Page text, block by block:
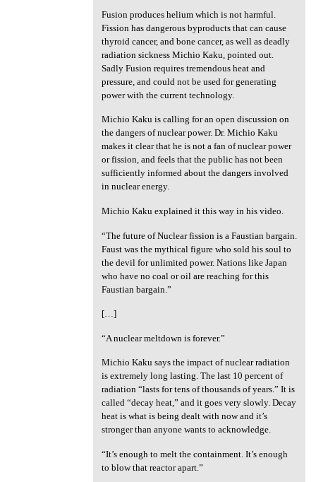
Fusion produces helium which is not harmful.
Fission has dangerous byproducts that can cause
thyroid cancer, and bone cancer, as well as deadly
radiation sickness Michio Kaku, pointed out.
Sadly Fusion requires tremendous heat and
pressure, and could not be used for generating
power with the current technology.
Michio Kaku is calling for an open discussion on
the dangers of nuclear power. Dr. Michio Kaku
makes it clear that he is not a fan of nuclear power
or fission, and feels that the public has not been
sufficiently informed about the dangers involved
in nuclear energy.
Michio Kaku explained it this way in his video.
“The future of Nuclear fission is a Faustian bargain.
Faust was the mythical figure who sold his soul to
the devil for unlimited power. Nations like Japan
who have no coal or oil are reaching for this
Faustian bargain.”
[…]
“A nuclear meltdown is forever.”
Michio Kaku says the impact of nuclear radiation
is extremely long lasting. The last 10 percent of
radiation “lasts for tens of thousands of years.” It is
called “decay heat,” and it goes very slowly. Decay
heat is what is being dealt with now and it’s
stronger than anyone wants to acknowledge.
“It’s enough to melt the containment. It’s enough
to blow that reactor apart.”